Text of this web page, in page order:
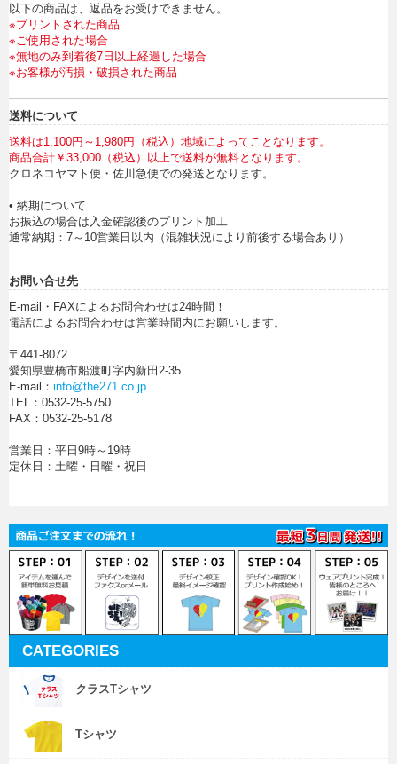
以下の商品は、返品をお受けできません。
※プリントされた商品
※ご使用された場合
※無地のみ到着後7日以上経過した場合
※お客様が汚損・破損された商品
送料について
送料は1,100円～1,980円（税込）地域によってことなります。
商品合計￥33,000（税込）以上で送料が無料となります。
クロネコヤマト便・佐川急便での発送となります。
• 納期について
お振込の場合は入金確認後のプリント加工
通常納期：7～10営業日以内（混雑状況により前後する場合あり）
お問い合せ先
E-mail・FAXによるお問合わせは24時間！
電話によるお問合わせは営業時間内にお願いします。
〒441-8072
愛知県豊橋市船渡町字内新田2-35
E-mail： info@the271.co.jp
TEL：0532-25-5750
FAX：0532-25-5178
営業日：平日9時～19時
定休日：土曜・日曜・祝日
CATEGORIES
クラスTシャツ
Tシャツ